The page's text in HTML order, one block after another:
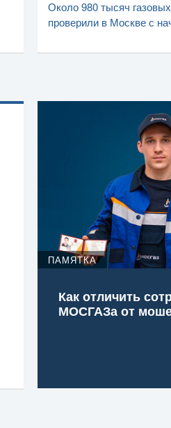
Около 980 тысяч
проверили в Москве с
ПАМЯТКА
Как отличить
МОСГАЗа от